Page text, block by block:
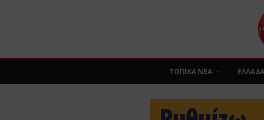
ΤΟΠΙΚΑ ΝΕΑ